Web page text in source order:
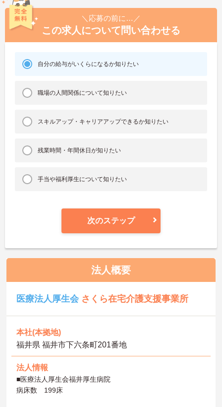
＼応募の前に…／
この求人について問い合わせる
自分の給与がいくらになるか知りたい
職場の人間関係について知りたい
スキルアップ・キャリアアップできるか知りたい
残業時間・年間休日が知りたい
手当や福利厚生について知りたい
次のステップ
法人概要
医療法人厚生会 さくら在宅介護支援事業所
本社(本拠地)
福井県 福井市下六条町201番地
法人情報
■医療法人厚生会福井厚生病院
病床数 199床